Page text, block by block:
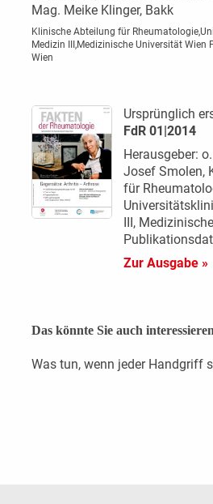
Mag. Meike ­Klinger, Bakk
Klinische Abteilung für
Medizin III,Medizinische ­Universität Wien
Wien
Ursprünglich
FdR 01|2014
Herausgeber:
Josef Smolen,
für
III,
Zur Ausgabe »
Das könnte Sie auch interessieren
Was tun, wenn jeder Handgriff